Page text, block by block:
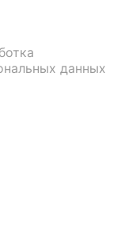
данных